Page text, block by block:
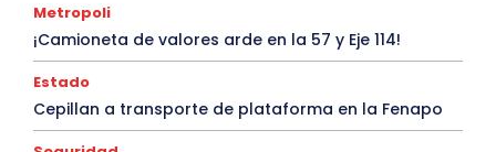
Metropoli
¡Camioneta de valores arde en la 57 y Eje 114!
Estado
Cepillan a transporte de plataforma en la Fenapo